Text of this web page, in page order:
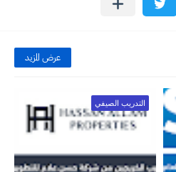
عرض المزيد
التدريب الصيفي